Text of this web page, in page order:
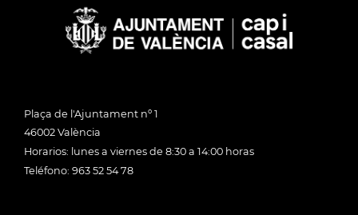
Plaça de l'Ajuntament nº 1
46002 València
Horarios: lunes a viernes de 8:30 a 14:00 horas
Teléfono: 963 52 54 78